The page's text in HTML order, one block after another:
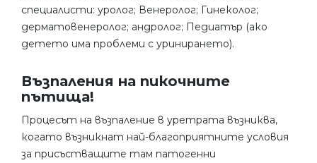
специалисти: уролог; Венеролог; Гинеколог;
дерматовенеролог; андролог; Педиатър (ако
детето има проблеми с уринирането).
Възпаления на пикочните
пътища!
Процесът на възпаление в уретрата възниква,
когато възникнат най-благоприятните условия
за присъстващите там патогенни